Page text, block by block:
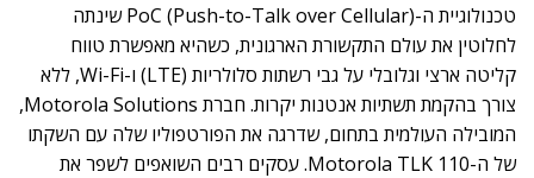
טכנולוגיית ה-(PoC (Push-to-Talk over Cellular שינתה
לחלוטין את עולם התקשורת הארגונית, כשהיא מאפשרת טווח
קליטה ארצי וגלובלי על גבי רשתות סלולריות (LTE) ו-Wi-Fi, ללא
צורך בהקמת תשתיות אנטנות יקרות. חברת Motorola Solutions,
המובילה העולמית בתחום, שדרגה את הפורטפוליו שלה עם השקתו
של ה-Motorola TLK 110. עסקים רבים השואפים לשפר את